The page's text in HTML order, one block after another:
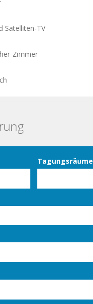
Satelliten-TV
Zimmer
Tagungsräume